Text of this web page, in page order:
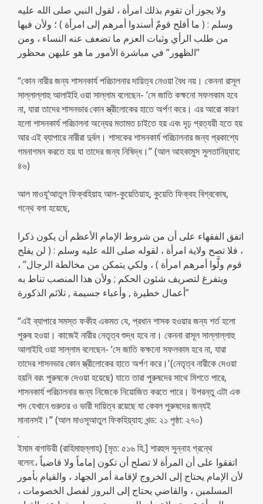
ولا يجوز أن تقوم بذلك امرأة ، لقول النبي صلى الله عليه
وسلم : ( ما أفلح قومٌ أسندوا أمرهم إلى امرأة ) ؛ ولأن فيها
من طلب الرأي وثبات العزم ما تضعف عنه النساء ، ومن
الظهور” في مباشرة الأمور ما هو عليهن محظور”
“কোন নারীর জন্য শাসনকার্য পরিচালনার দায়িত্ব নেওয়া বৈধ নয়। কেননা রাসূল
সাল্লাল্লাহু আলাইহি ওয়া সাল্লাম বলেছেন- ‘সে জাতি কক্ষনো সফলকাম হবে
না, যারা তাদের শাসনভার কোন স্ত্রীলোকের হাতে অর্পণ করে। এর আরো কারণ
হলো শাসনকার্য পরিচালনা অন্যের মতামত চাইতে হয় এবং দৃঢ় প্রত্যয়ী হতে হয়
আর এই ব্যাপারে নারীরা দুর্বল। শাসকের শাসনকার্য পরিচালনার জন্য প্রকাশ্যে
গমনাগমন করতে হয় যা তাদের জন্য নিষিদ্ধ।” (আল আহকামুস সুলতানিয়্যাহ:
৪৬)
আল মাওযূ‘আতুল ফিক্বহিয়াহ আল-কুয়েতিয়াহ, কুয়েতি ফিক্বহ বিশ্বকোষ,
গন্থে বলা হয়েছে,
اتفق الفقهاء على أن من شروط الإمام الأعظم أن يكون ذكرا
، فلا تصح ولاية امرأة ، لقوله صلى الله عليه وسلم : ( لن يفلح
قوم ولَّوا أمرهم امرأة ) ، ولكي يتمكن من مخالطة الرجال” ،
ويتفرغ لتصريف شئون الحكم ; ولأن هذا المنصب تناط به
أعمال خطيرة , وأعباء جسيمة , تلائم الذكورة”
“এই ব্যাপারে সমস্ত ফকীহ একমত যে, প্রধান শাসক হওয়ার জন্য শর্ত হলো
পুরুষ হওয়া। কাজেই নারীর নেতৃত্ব শুদ্ধ হবে না। কেননা রাসূল সাল্লাল্লাহু
আলাইহি ওয়া সাল্লাম বলেছেন- ‘সে জাতি কক্ষনো সফলকাম হবে না, যারা
তাদের শাসনভার কোন স্ত্রীলোকের হাতে অর্পণ করে।'(নেতৃত্ব নারীকে দেওয়া
হয়নি বরং পুরুষকে দেওয়া হয়েছে) যাতে তারা পুরুষদের সাথে মিশতে পারে,
শাসনকার্য পরিচালনার জন্য নিজেকে নিয়োজিত করতে পারে। উপরন্তু এটা এক
পদ যেখানে গুরুতর ও ভারী দায়িত্ব রয়েছে যা কেবল পুরুষদের জন্যই
মানানসই।” (আল মাওসূআতুল ফিকহিয়্যাহ: খন্ড: ২১ পৃষ্ঠা: ২৭০)
.
ইমাম বাগাউয়ী (রাহিমাহুল্লাহ) [মৃত: ৫১৬ হি.] শারহুস সুন্নাহ গ্রন্থে
বলেন:اتفقوا على أن المرأة لا تصلح أن تكون إماماً ولا قاضياً ،
لأن الإمام يحتاج إلى الخروج لإقامة أمر الجهاد ، والقيام بأمور
المسلمين ، والقاضي يحتاج إلى البروز لفصل الخصومات ،